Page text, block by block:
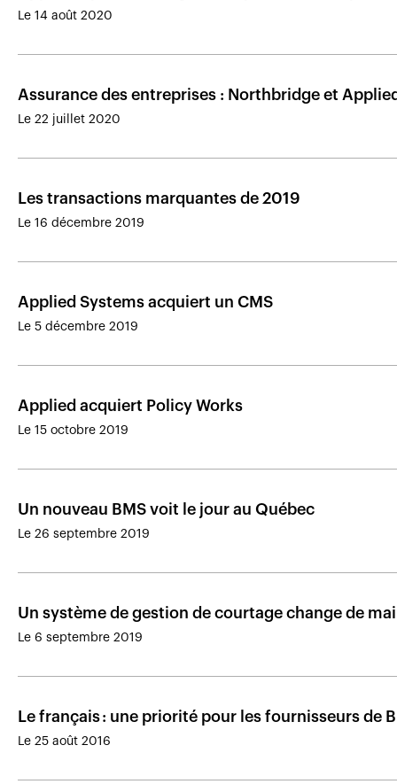
Le 14 août 2020
Assurance des entreprises : Northbridge et
Le 22 juillet 2020
Les transactions marquantes de 2019
Le 16 décembre 2019
Applied Systems acquiert un CMS
Le 5 décembre 2019
Applied acquiert Policy Works
Le 15 octobre 2019
Un nouveau BMS voit le jour au Québec
Le 26 septembre 2019
Un système de gestion de courtage change de
Le 6 septembre 2019
Le français : une priorité pour les fournisseurs de
Le 25 août 2016